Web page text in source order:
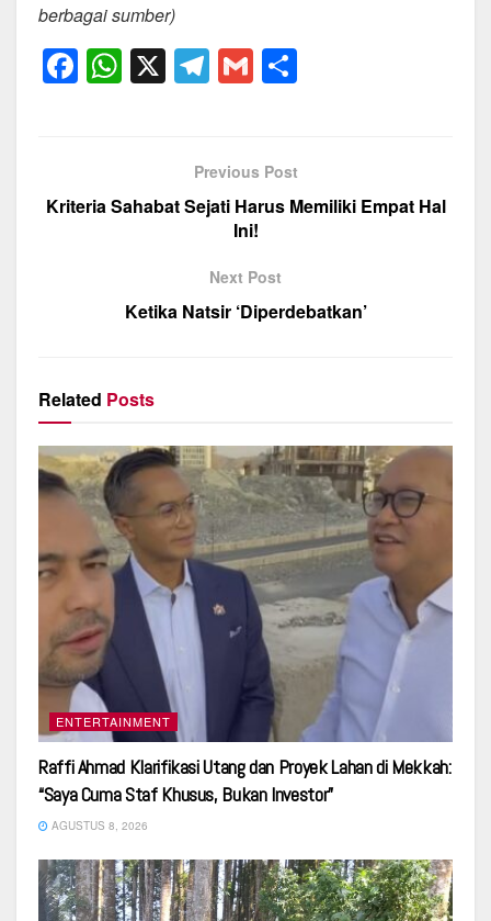
berbagai sumber)
F
a
b
W
h
A
X T
el
gr
a
m
G
m
Previous Post
Kriteria Sahabat Sejati Harus Memiliki Empat Hal
Ini!
Next Post
Ketika Natsir ‘Diperdebatkan’
Related Posts
ENTERTAINMENT
Raffi Ahmad Klarifikasi Utang dan Proyek Lahan di Mekkah:
“Saya Cuma Staf Khusus, Bukan Investor”
AGUSTUS 8, 2026